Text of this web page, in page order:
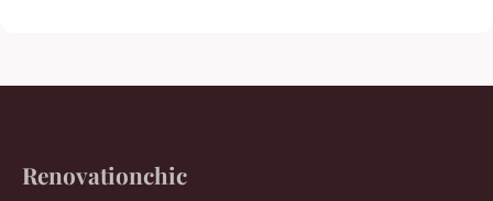
Renovationchic